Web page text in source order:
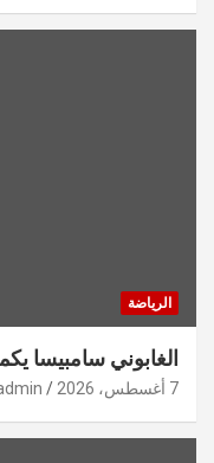
الرياضة
الغابوني سامبيسا
7 أغسطس، 2026